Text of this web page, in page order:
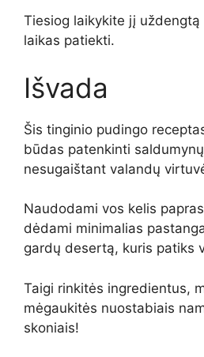
Tiesiog laikykite jį
laikas patiekti.
Išvada
Šis tinginio pudingo
būdas patenkinti
nesugaištant valandų
Naudodami vos kelis
dėdami minimalias
gardų desertą, kuris patiks
Taigi rinkitės ingredientus,
mėgaukitės nuostabiais
skoniais!